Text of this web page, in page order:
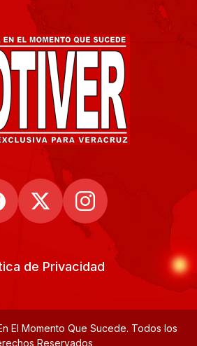
de Privacidad
El Momento Que Sucede. Todos los
Reservados